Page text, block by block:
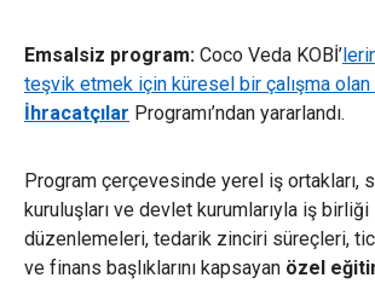
Emsalsiz program: Coco Veda KOBİ’
teşvik etmek için küresel bir çalışma olan
İhracatçılar Programı’ndan yararlandı.
Program çerçevesinde yerel iş ortakları,
kuruluşları ve devlet kurumlarıyla iş
düzenlemeleri, tedarik zinciri süreçleri,
ve finans başlıklarını kapsayan özel